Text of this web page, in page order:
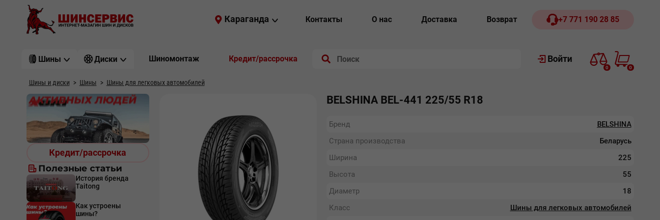
Караганда Контакты О нас Доставка Возврат +7 771 190 28 85
Шины Диски Шиномонтаж Кредит/рассрочка Войти
0 0
Шины и диски Шины Шины для легковых автомобилей
Кредит/рассрочка
Полезные статьи
История бренда
Taitong
Как устроены
шины?
BELSHINA BEL-441 225/55 R18
Бренд
BELSHINA
Страна производства
Беларусь
Ширина
225
Высота
55
Диаметр
18
Класс
Шины для легковых автомобилей